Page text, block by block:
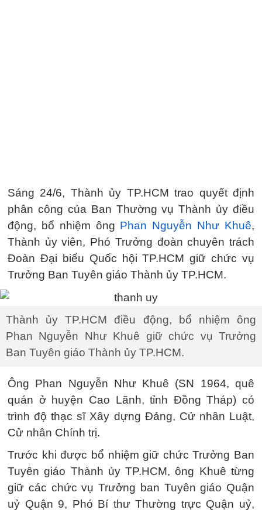
Sáng 24/6, Thành ủy TP.HCM trao quyết định
phân công của Ban Thường vụ Thành ủy điều
động, bổ nhiệm ông Phan Nguyễn Như Khuê,
Thành ủy viên, Phó Trưởng đoàn chuyên trách
Đoàn Đại biểu Quốc hội TP.HCM giữ chức vụ
Trưởng Ban Tuyên giáo Thành ủy TP.HCM.
Thành ủy TP.HCM điều động, bổ nhiệm ông
Phan Nguyễn Như Khuê giữ chức vụ Trưởng
Ban Tuyên giáo Thành ủy TP.HCM.
Ông Phan Nguyễn Như Khuê (SN 1964, quê
quán ở huyện Cao Lãnh, tỉnh Đồng Tháp) có
trình độ thạc sĩ Xây dựng Đảng, Cử nhân Luật,
Cử nhân Chính trị.
Trước khi được bổ nhiệm giữ chức Trưởng Ban
Tuyên giáo Thành ủy TP.HCM, ông Khuê từng
giữ các chức vụ Trưởng ban Tuyên giáo Quận
uỷ Quận 9, Phó Bí thư Thường trực Quận uỷ,